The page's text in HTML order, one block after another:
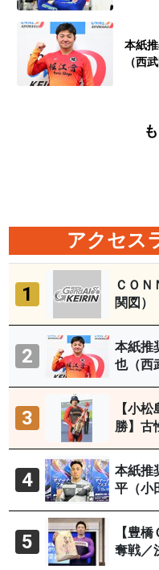
本紙
（西
アクセス
1
ＣＯＮ
関図
2
本紙
也（西
3
【小
勝】古
4
本紙
平（小
5
【豊
奪戦／